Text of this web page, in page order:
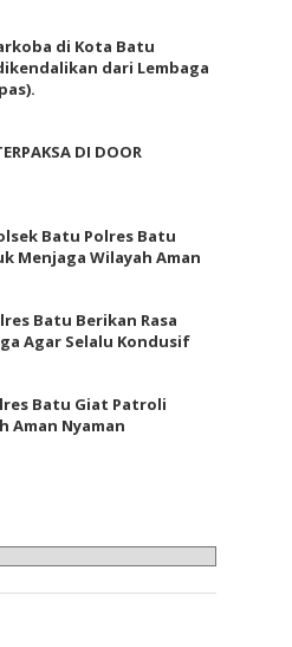
di Kota Batu
dari Lembaga
DI DOOR
Batu Polres Batu
Menjaga Wilayah Aman
Batu Berikan Rasa
Agar Selalu Kondusif
Batu Giat Patroli
Aman Nyaman